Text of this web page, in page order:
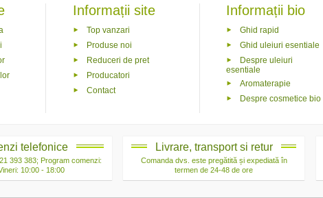
Informații site
Top vanzari
Produse noi
Reduceri de pret
Producatori
Contact
Informații bio
Ghid rapid
Ghid uleiuri esentiale
Despre uleiuri
esentiale
Aromaterapie
Despre cosmetice bio
telefonice
393 383; Program comenzi:
10:00 - 18:00
Livrare, transport si retur
Comanda dvs. este pregătită și expediată în
termen de 24-48 de ore